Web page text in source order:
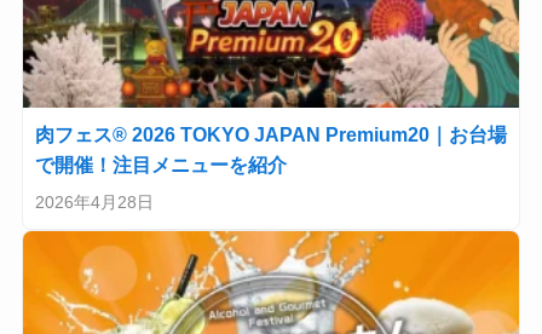
肉フェス® 2026 TOKYO JAPAN Premium20｜お台場
で開催！注目メニューを紹介
2026年4月28日